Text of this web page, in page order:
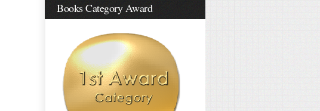
Books Category Award